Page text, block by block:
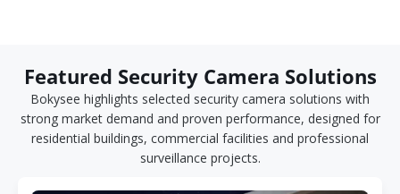
Featured Security Camera Solutions
Bokysee highlights selected security camera solutions with
strong market demand and proven performance, designed for
residential buildings, commercial facilities and professional
surveillance projects.